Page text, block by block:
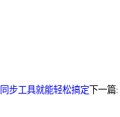
步工具就能轻松搞定 下一篇: